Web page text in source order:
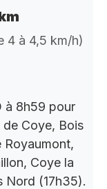
4 à 4,5 km/h)
à 8h59 pour
Coye, Bois
Royaumont,
Coye la
Nord (17h35).